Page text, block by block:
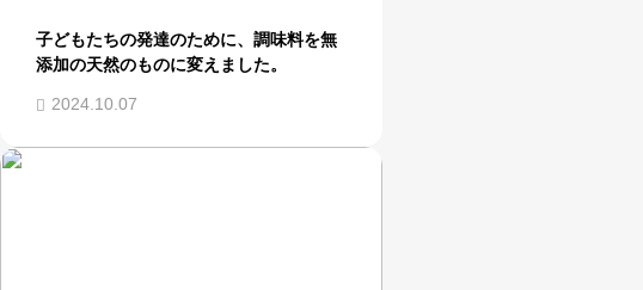
子どもたちの発達のために、調味料を無
添加の天然のものに変えました。
2024.10.07